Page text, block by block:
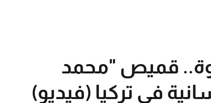
قميص "محمد
في تركيا (فيديو)